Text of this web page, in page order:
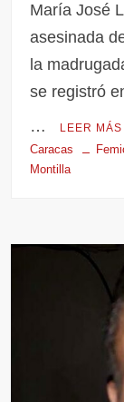
María José
asesinada
la
se registró
…
LEER MÁS
Caracas
Montilla